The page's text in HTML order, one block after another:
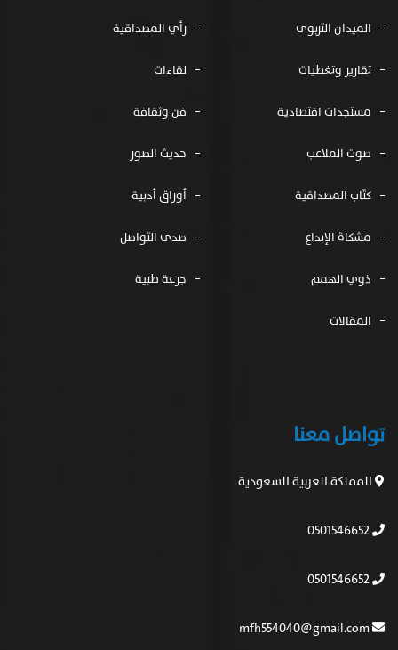
الميدان التربوى رأي المصداقية
تقارير وتغطيات لقاءات
مستجدات اقتصادية فن وثقافة
صوت الملاعب حديث الصور
كتّاب المصداقية أوراق أدبية
مشكاة الإبداع صدى التواصل
ذوي الهمم جرعة طبية
المقالات
تواصل معنا
المملكة العربية السعودية